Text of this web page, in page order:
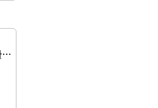
한번올려주세요